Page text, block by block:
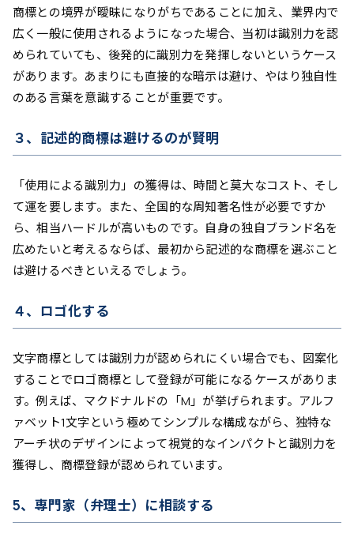
商標との境界が曖昧になりがちであることに加え、業界内で
広く一般に使用されるようになった場合、当初は識別力を認
められていても、後発的に識別力を発揮しないというケース
があります。あまりにも直接的な暗示は避け、やはり独自性
のある言葉を意識することが重要です。
３、記述的商標は避けるのが賢明
「使用による識別力」の獲得は、時間と莫大なコスト、そし
て運を要します。また、全国的な周知著名性が必要ですか
ら、相当ハードルが高いものです。自身の独自ブランド名を
広めたいと考えるならば、最初から記述的な商標を選ぶこと
は避けるべきといえるでしょう。
４、ロゴ化する
文字商標としては識別力が認められにくい場合でも、図案化
することでロゴ商標として登録が可能になるケースがありま
す。例えば、マクドナルドの「M」が挙げられます。アルフ
ァベット1文字という極めてシンプルな構成ながら、独特な
アーチ状のデザインによって視覚的なインパクトと識別力を
獲得し、商標登録が認められています。
5、専門家（弁理士）に相談する